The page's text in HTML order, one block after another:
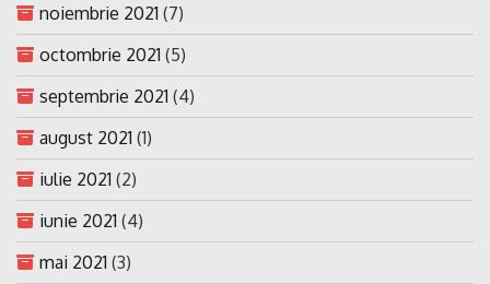
noiembrie 2021 (7)
octombrie 2021 (5)
septembrie 2021 (4)
august 2021 (1)
iulie 2021 (2)
iunie 2021 (4)
mai 2021 (3)